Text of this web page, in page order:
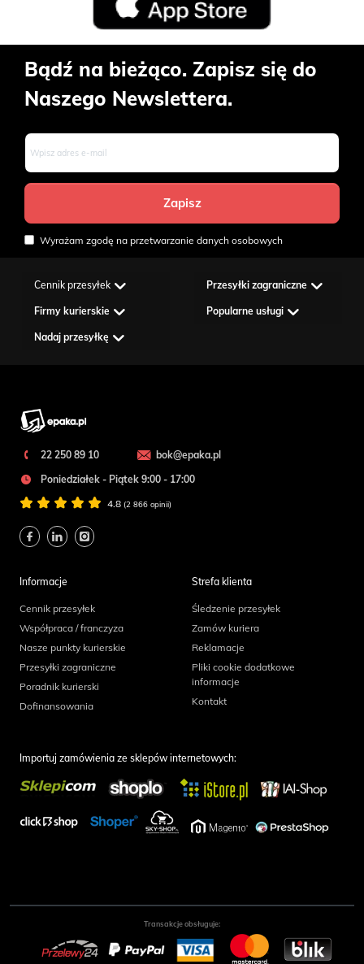
Bądź na bieżąco. Zapisz się do
Naszego Newslettera.
Wyrażam zgodę na przetwarzanie danych osobowych
Cennik przesyłek Przesyłki zagraniczne
Firmy kurierskie Popularne usługi
Nadaj przesyłkę
22 250 89 10
bok@epaka.pl
Poniedziałek - Piątek 9:00 - 17:00
4.8 (2 866 opinii)
Informacje
Cennik przesyłek
Współpraca / franczyza
Nasze punkty kurierskie
Przesyłki zagraniczne
Poradnik kurierski
Dofinansowania
Strefa klienta
Śledzenie przesyłek
Zamów kuriera
Reklamacje
Pliki cookie dodatkowe
informacje
Kontakt
Importuj zamówienia ze sklepów internetowych:
Transakcje obsługuje: